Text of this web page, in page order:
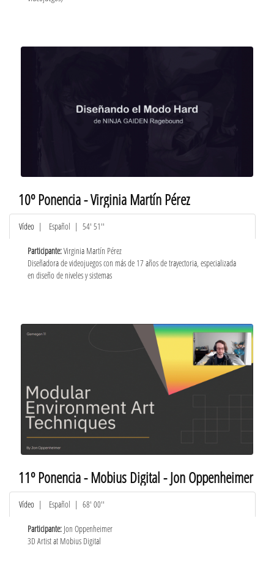
10º Ponencia - Virginia Martín Pérez
Vídeo | Español | 54' 51''
Participante:Virginia Martín Pérez
Diseñadora de videojuegos con más de 17 años de trayectoria, especializada
en diseño de niveles y sistemas
11º Ponencia - Mobius Digital - Jon Oppenheimer
Vídeo | Español | 68' 00''
Participante: Jon Oppenheimer
3D Artist at Mobius Digital